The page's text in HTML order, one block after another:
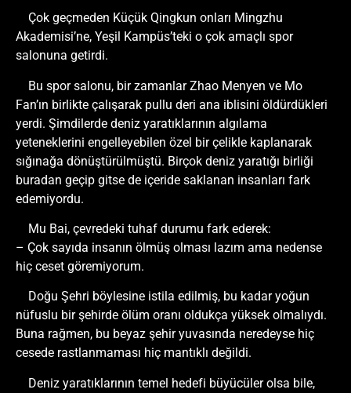
Çok geçmeden Küçük Qingkun onları Mingzhu
Akademisi’ne, Yeşil Kampüs’teki o çok amaçlı spor
salonuna getirdi.
Bu spor salonu, bir zamanlar Zhao Menyen ve Mo
Fan’ın birlikte çalışarak pullu deri ana iblisini öldürdükleri
yerdi. Şimdilerde deniz yaratıklarının algılama
yeteneklerini engelleyebilen özel bir çelikle kaplanarak
sığınağa dönüştürülmüştü. Birçok deniz yaratığı birliği
buradan geçip gitse de içeride saklanan insanları fark
edemiyordu.
Mu Bai, çevredeki tuhaf durumu fark ederek:
– Çok sayıda insanın ölmüş olması lazım ama nedense
hiç ceset göremiyorum.
Doğu Şehri böylesine istila edilmiş, bu kadar yoğun
nüfuslu bir şehirde ölüm oranı oldukça yüksek olmalıydı.
Buna rağmen, bu beyaz şehir yuvasında neredeyse hiç
cesede rastlanmaması hiç mantıklı değildi.
Deniz yaratıklarının temel hedefi büyücüler olsa bile,